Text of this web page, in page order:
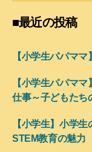
■最近の投稿
【小学生パパマ
【小学生パパマ
仕事～子どもたち
【小学生】小学
STEM教育の魅力